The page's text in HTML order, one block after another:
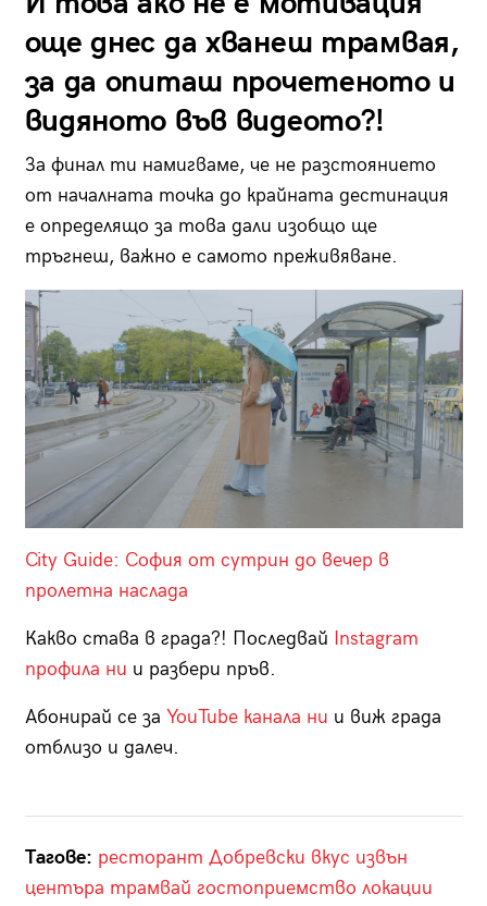
още днес да хванеш трамвая,
за да опиташ прочетеното и
видяното във видеото?!
За финал ти намигваме, че не разстоянието
от началната точка до крайната дестинация
е определящо за това дали изобщо ще
тръгнеш, важно е самото преживяване.
City Guide: София от сутрин до вечер в
пролетна наслада
Какво става в града?! Последвай Instagram
профила ни и разбери пръв.
Абонирай се за YouTube канала ни и виж града
отблизо и далеч.
Тагове: ресторант Добревски вкус извън
центъра трамвай гостоприемство локации